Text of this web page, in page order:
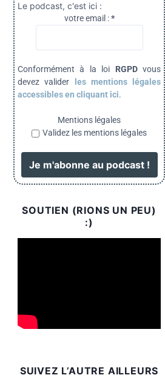
Le podcast, c'est ici :
votre email :*
Conformément à la loi RGPDvous
devez valider
les mentions légales
accessibles en cliquant ici.
Mentions légales
Validez les mentions légales
SOUTIEN (RIONS UN PEU)
:)
SUIVEZ L’AUTRE AILLEURS